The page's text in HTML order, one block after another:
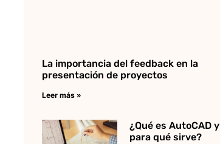
La importancia del feedback en la
presentación de proyectos
Leer más »
¿Qué es AutoCAD y
para qué sirve?